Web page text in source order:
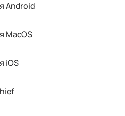
Android
MacOS
iOS